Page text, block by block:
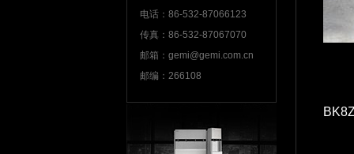
电话：86-532-87066123
传真：86-532-87067070
邮箱：gemi@gemi.com.cn
邮编：266108